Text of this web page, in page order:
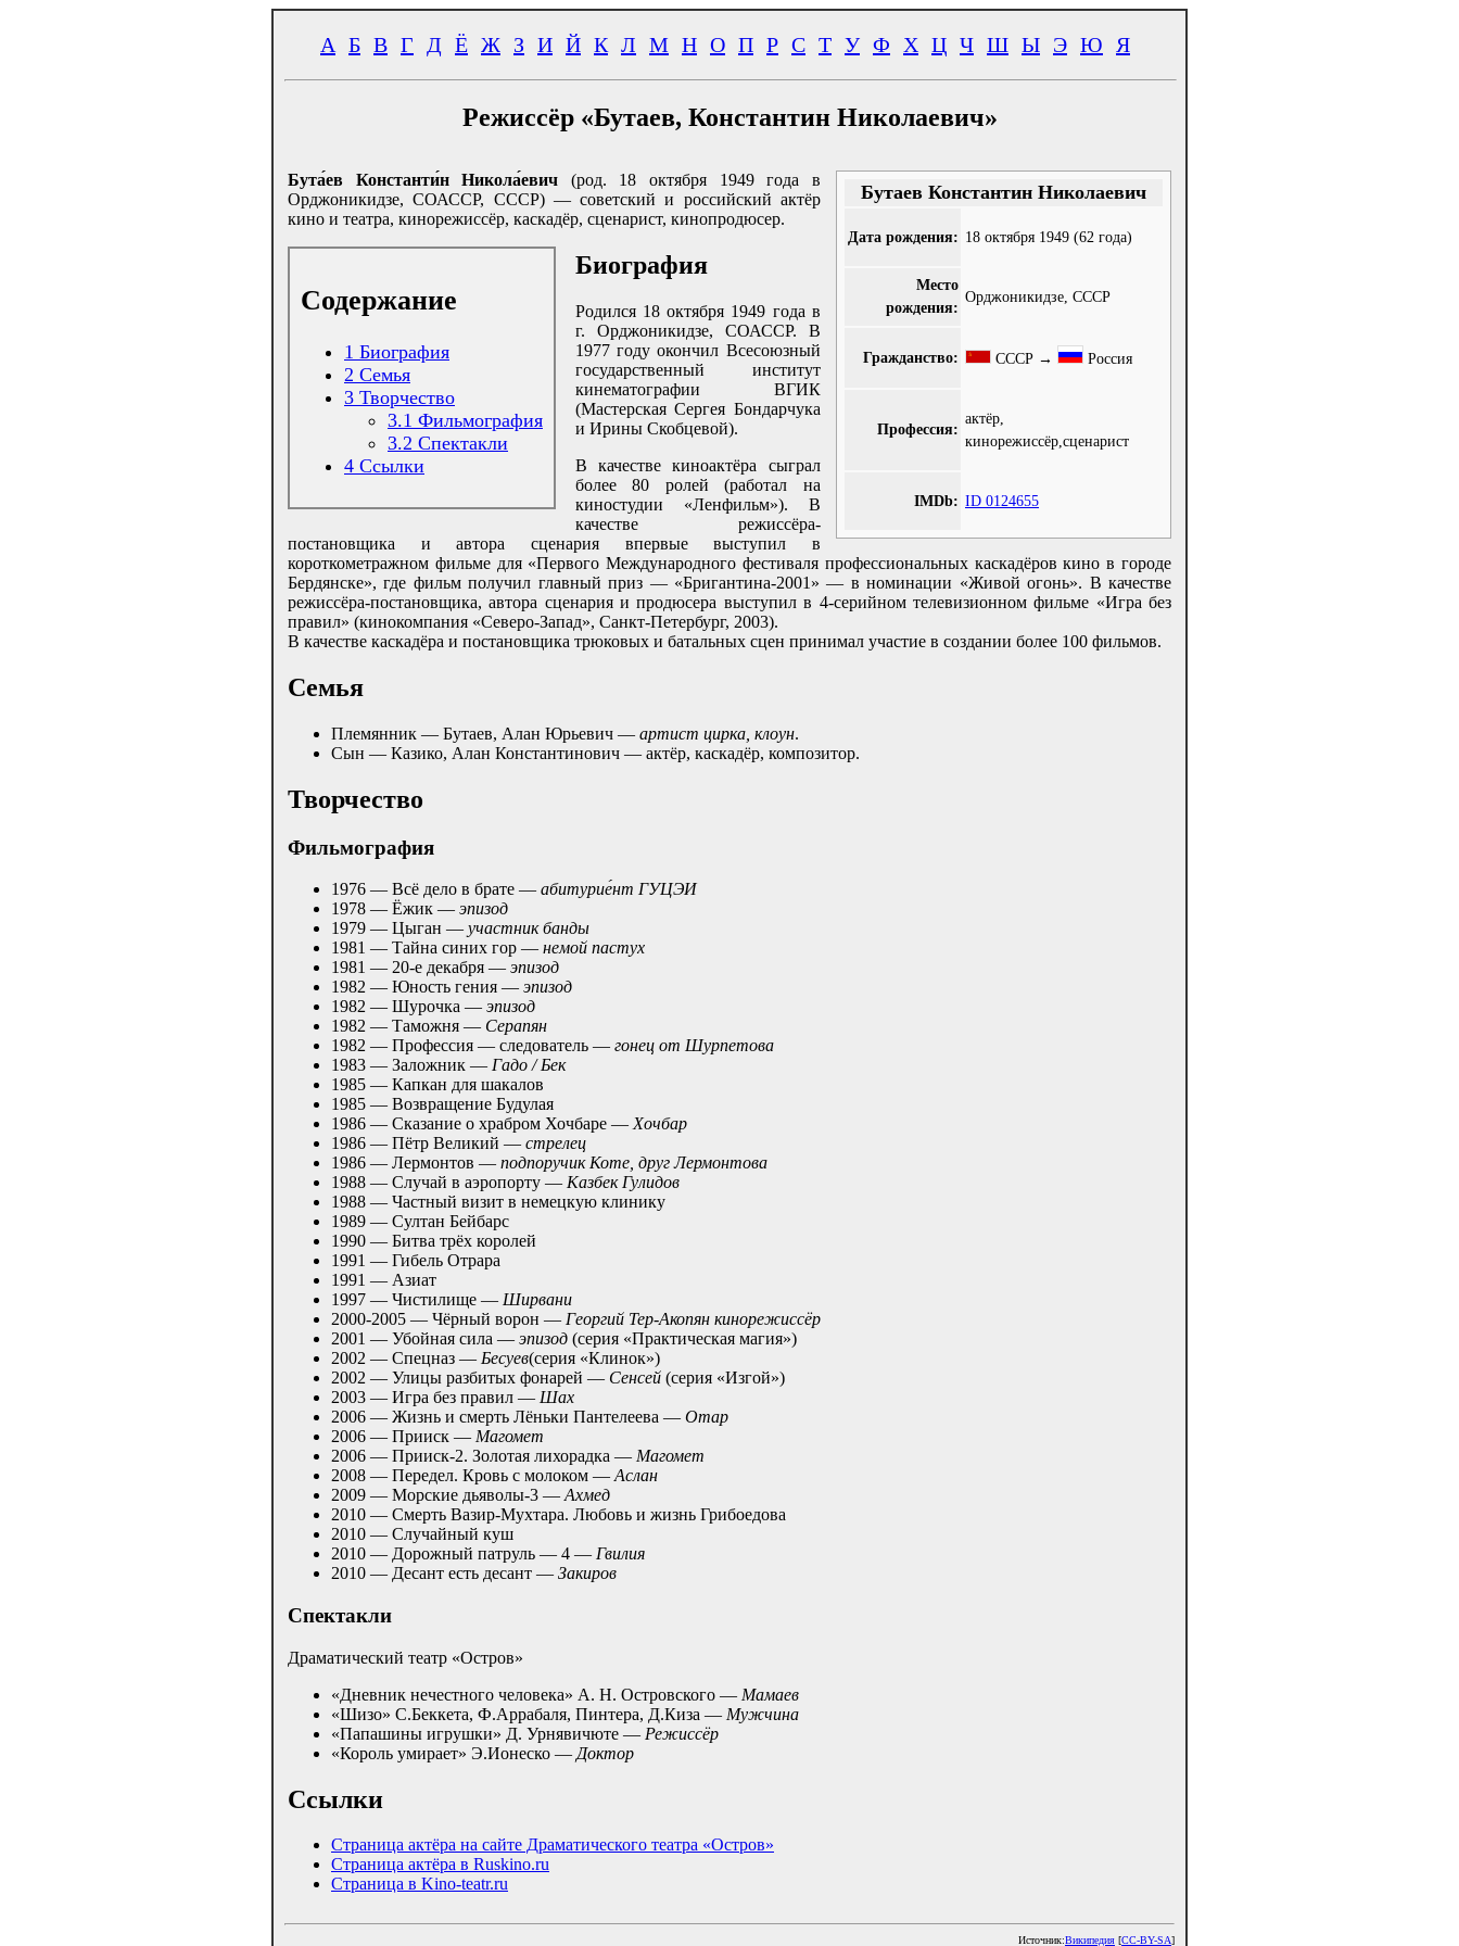
А Б В Г Д Ё Ж З И Й К Л М Н О П Р С Т У Ф Х Ц Ч Ш Ы Э Ю Я
Режиссёр «Бутаев, Константин Николаевич»
Бутаев Константин Николаевич
Дата рождения: 18 октября 1949 (62 года)
Место
рождения:
Орджоникидзе, СССР
Гражданство: СССР → Россия
Профессия:
актёр,
кинорежиссёр,сценарист
IMDb: ID 0124655
Бута́ев Константи́н Никола́евич (род. 18 октября 1949 года в
Орджоникидзе, СОАССР, СССР) — советский и российский актёр
кино и театра, кинорежиссёр, каскадёр, сценарист, кинопродюсер.
Содержание
1 Биография
2 Семья
3 Творчество
3.1 Фильмография
3.2 Спектакли
4 Ссылки
Биография
Родился 18 октября 1949 года в
г. Орджоникидзе, СОАССР. В
1977 году окончил Всесоюзный
государственный институт
кинематографии ВГИК
(Мастерская Сергея Бондарчука
и Ирины Скобцевой).
В качестве киноактёра сыграл
более 80 ролей (работал на
киностудии «Ленфильм»). В
качестве режиссёра-
постановщика и автора сценария впервые выступил в
короткометражном фильме для «Первого Международного фестиваля профессиональных каскадёров кино в городе
Бердянске», где фильм получил главный приз — «Бригантина-2001» — в номинации «Живой огонь». В качестве
режиссёра-постановщика, автора сценария и продюсера выступил в 4-серийном телевизионном фильме «Игра без
правил» (кинокомпания «Северо-Запад», Санкт-Петербург, 2003).
В качестве каскадёра и постановщика трюковых и батальных сцен принимал участие в создании более 100 фильмов.
Семья
Племянник — Бутаев, Алан Юрьевич — артист цирка, клоун.
Сын — Казико, Алан Константинович — актёр, каскадёр, композитор.
Творчество
Фильмография
1976 — Всё дело в брате — абитурие́нт ГУЦЭИ
1978 — Ёжик — эпизод
1979 — Цыган — участник банды
1981 — Тайна синих гор — немой пастух
1981 — 20-е декабря — эпизод
1982 — Юность гения — эпизод
1982 — Шурочка — эпизод
1982 — Таможня — Серапян
1982 — Профессия — следователь — гонец от Шурпетова
1983 — Заложник — Гадо / Бек
1985 — Капкан для шакалов
1985 — Возвращение Будулая
1986 — Сказание о храбром Хочбаре — Хочбар
1986 — Пётр Великий — стрелец
1986 — Лермонтов — подпоручик Коте, друг Лермонтова
1988 — Случай в аэропорту — Казбек Гулидов
1988 — Частный визит в немецкую клинику
1989 — Султан Бейбарс
1990 — Битва трёх королей
1991 — Гибель Отрара
1991 — Азиат
1997 — Чистилище — Ширвани
2000-2005 — Чёрный ворон — Георгий Тер-Акопян кинорежиссёр
2001 — Убойная сила — эпизод (серия «Практическая магия»)
2002 — Спецназ — Бесуев(серия «Клинок»)
2002 — Улицы разбитых фонарей — Сенсей (серия «Изгой»)
2003 — Игра без правил — Шах
2006 — Жизнь и смерть Лёньки Пантелеева — Отар
2006 — Прииск — Магомет
2006 — Прииск-2. Золотая лихорадка — Магомет
2008 — Передел. Кровь с молоком — Аслан
2009 — Морские дьяволы-3 — Ахмед
2010 — Смерть Вазир-Мухтара. Любовь и жизнь Грибоедова
2010 — Случайный куш
2010 — Дорожный патруль — 4 — Гвилия
2010 — Десант есть десант — Закиров
Спектакли
Драматический театр «Остров»
«Дневник нечестного человека» А. Н. Островского — Мамаев
«Шизо» С.Беккета, Ф.Аррабаля, Пинтера, Д.Киза — Мужчина
«Папашины игрушки» Д. Урнявичюте — Режиссёр
«Король умирает» Э.Ионеско — Доктор
Ссылки
Страница актёра на сайте Драматического театра «Остров»
Страница актёра в Ruskino.ru
Страница в Kino-teatr.ru
Источник:Википедия [CC-BY-SA]